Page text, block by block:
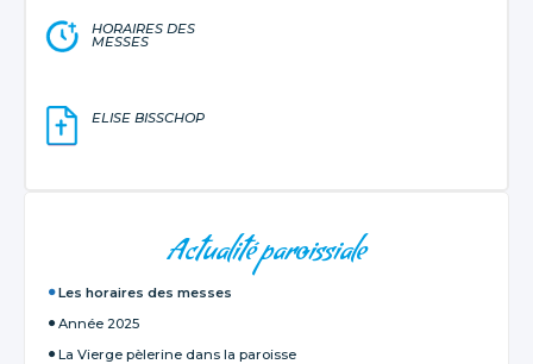
HORAIRES DES
MESSES
ELISE BISSCHOP
Actualité paroissiale
Année 2025
La Vierge pèlerine dans la paroisse
Les horaires des messes